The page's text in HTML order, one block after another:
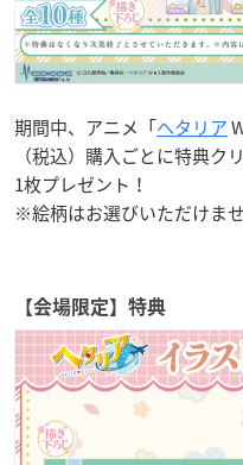
期間中、アニメ「ヘタリア
（税込）購入ごとに特典ク
1枚プレゼント！
※絵柄はお選びいただけませ
【会場限定】特典